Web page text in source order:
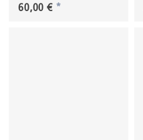
60,00 € *